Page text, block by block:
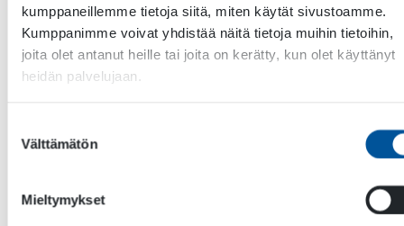
kumppaneillemme tietoja siitä, miten käytät sivustoamme.
Kumppanimme voivat yhdistää näitä tietoja muihin tietoihin,
joita olet antanut heille tai joita on kerätty, kun olet käyttänyt
heidän palvelujaan.
valinta
Välttämätön
Mieltymykset
Tekniset tiedot
Datataulukko
FP 250/ 30-40
FP180/90-40